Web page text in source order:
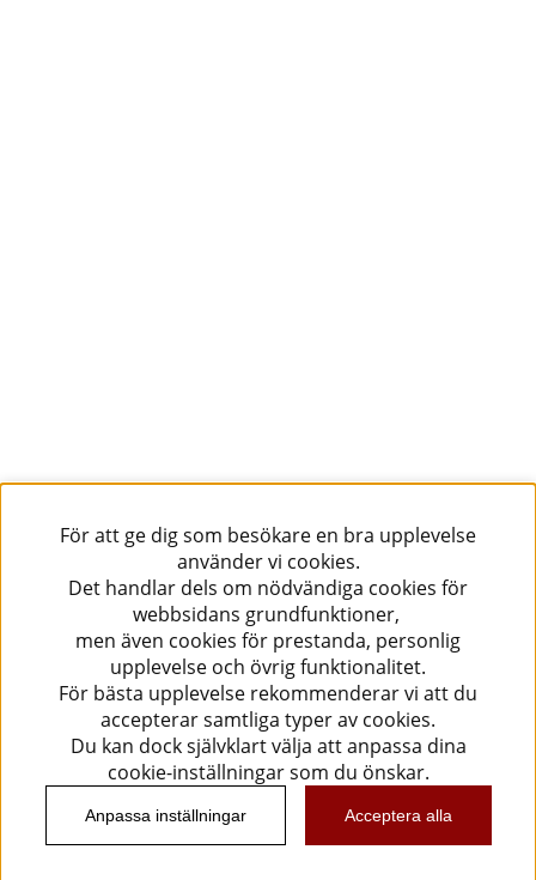
För att ge dig som besökare en bra upplevelse
använder vi cookies.
Det handlar dels om nödvändiga cookies för
webbsidans grundfunktioner,
men även cookies för prestanda, personlig
upplevelse och övrig funktionalitet.
För bästa upplevelse rekommenderar vi att du
accepterar samtliga typer av cookies.
Du kan dock självklart välja att anpassa dina
cookie-inställningar som du önskar.
Anpassa inställningar Acceptera alla